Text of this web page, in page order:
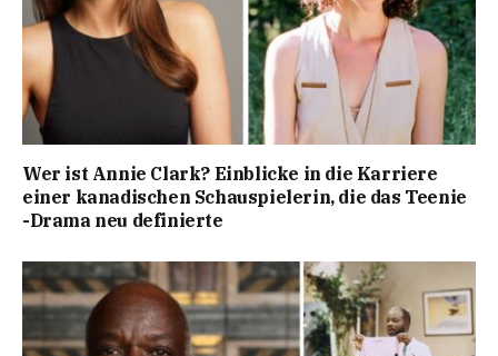
Wer ist Annie Clark? Einblicke in die Karriere
einer kanadischen Schauspielerin, die das Teenie
-Drama neu definierte